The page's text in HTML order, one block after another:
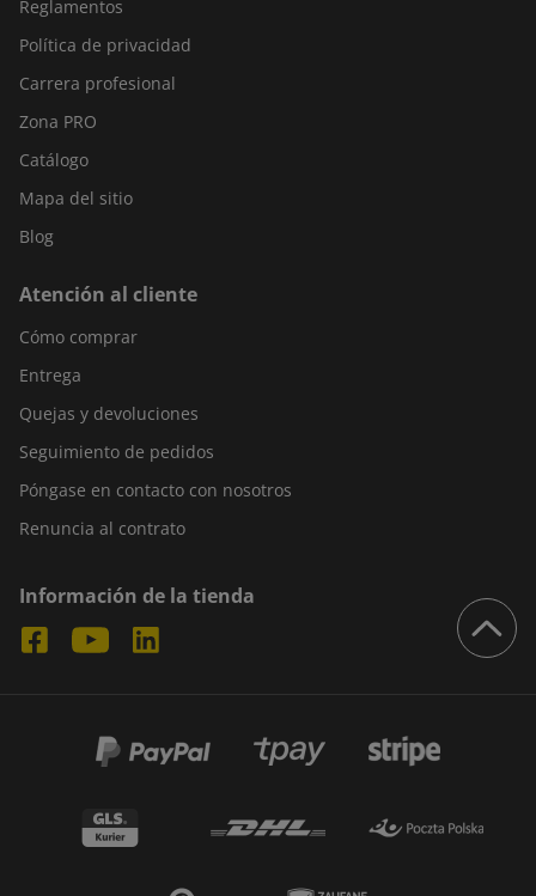
Reglamentos
Política de privacidad
Carrera profesional
Zona PRO
Catálogo
Mapa del sitio
Blog
Atención al cliente
Cómo comprar
Entrega
Quejas y devoluciones
Seguimiento de pedidos
Póngase en contacto con nosotros
Renuncia al contrato
Información de la tienda